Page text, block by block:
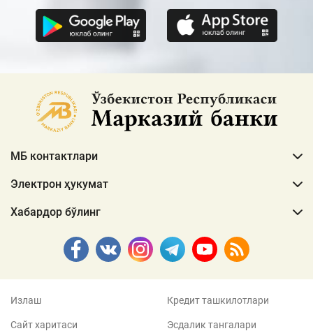
МБ контактлари
Электрон ҳукумат
Хабардор бўлинг
Излаш
Сайт харитаси
Кредит ташкилотлари
Эсдалик тангалари